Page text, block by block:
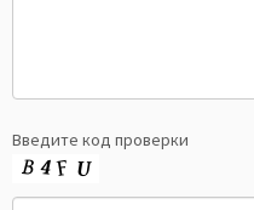
Введите код проверки